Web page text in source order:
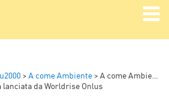
> A come Ambiente > A come Ambiente
lanciata da Worldrise Onlus